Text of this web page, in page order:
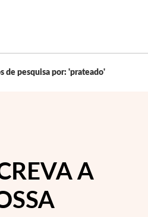
de pesquisa por: 'prateado'
A